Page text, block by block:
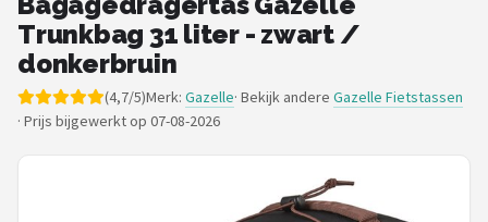
Merken
Blog
Fietsroutes
Trunkbag 31 liter - zwart /
donkerbruin
(4,7/5)Merk: Gazelle· Bekijk andere Gazelle Fietstassen
· Prijs bijgewerkt op 07-08-2026